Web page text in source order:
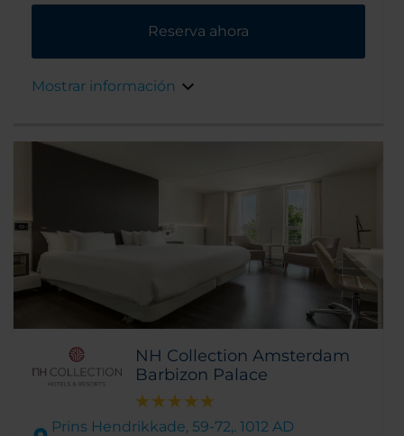
Reserva ahora
Mostrar información
NH Collection Amsterdam
Barbizon Palace
Prins Hendrikkade, 59-72,. 1012 AD